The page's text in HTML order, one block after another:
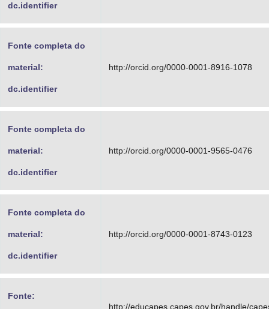
dc.identifier
Fonte completa do
material:
dc.identifier
http://orcid.org/0000-0001-8916-1078
Fonte completa do
material:
dc.identifier
http://orcid.org/0000-0001-9565-0476
Fonte completa do
material:
dc.identifier
http://orcid.org/0000-0001-8743-0123
Fonte:
http://educapes.capes.gov.br/handle/